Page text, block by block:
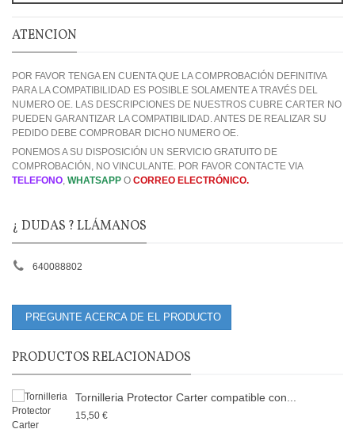
ATENCION
POR FAVOR TENGA EN CUENTA QUE LA COMPROBACIÓN DEFINITIVA
PARA LA COMPATIBILIDAD ES POSIBLE SOLAMENTE A TRAVÉS DEL
NUMERO OE. LAS DESCRIPCIONES DE NUESTROS CUBRE CARTER NO
PUEDEN GARANTIZAR LA COMPATIBILIDAD. ANTES DE REALIZAR SU
PEDIDO DEBE COMPROBAR DICHO NUMERO OE.
PONEMOS A SU DISPOSICIÓN UN SERVICIO GRATUITO DE
COMPROBACIÓN, NO VINCULANTE. POR FAVOR CONTACTE VIA
TELEFONO, WHATSAPP O CORREO ELECTRÓNICO.
¿ DUDAS ? LLÁMANOS
640088802
PREGUNTE ACERCA DE EL PRODUCTO
PRODUCTOS RELACIONADOS
Tornilleria Protector Carter compatible con...
15,50 €